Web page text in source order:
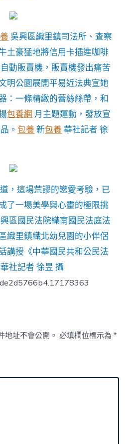
吳興區織里鎮司法所、查察
土豪猛地將信用卡插進咖啡
動販賣機，販賣機發出痛苦
明公園展開平易近法典宣她
：一條精緻的蕾絲絲帶，和
包養網 月主題運動，發放宣
。包養 新包養 華社記者 徐
，這場荒謬的戀愛考驗，已
了一場美學與心靈的極限挑
區國民法院織南國民法庭法
織里鎮織北幼兒園的小伴侶
講授《中華國民共和公民法
社記者 徐昱 攝
地址不會公開。 必填欄位標示為*